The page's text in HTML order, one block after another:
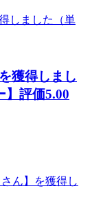
獲得しまし
】評価5.00
ん】を獲得し